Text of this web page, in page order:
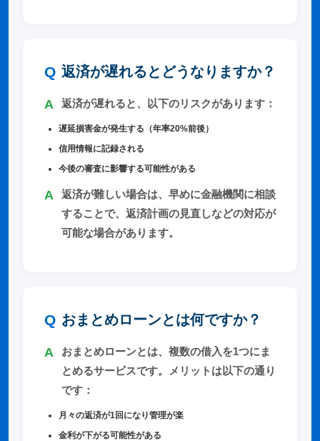
返済が遅れるとどうなりますか？
返済が遅れると、以下のリスクがあります：
遅延損害金が発生する（年率20%前後）
信用情報に記録される
今後の審査に影響する可能性がある
返済が難しい場合は、早めに金融機関に相談
することで、返済計画の見直しなどの対応が
可能な場合があります。
おまとめローンとは何ですか？
おまとめローンとは、複数の借入を1つにま
とめるサービスです。メリットは以下の通り
です：
月々の返済が1回になり管理が楽
金利が下がる可能性がある